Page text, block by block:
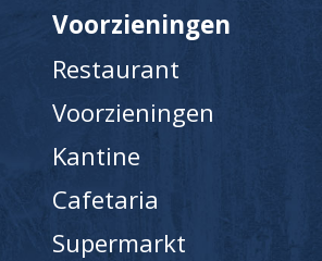
Voorzieningen
Restaurant
Voorzieningen
Kantine
Cafetaria
Supermarkt